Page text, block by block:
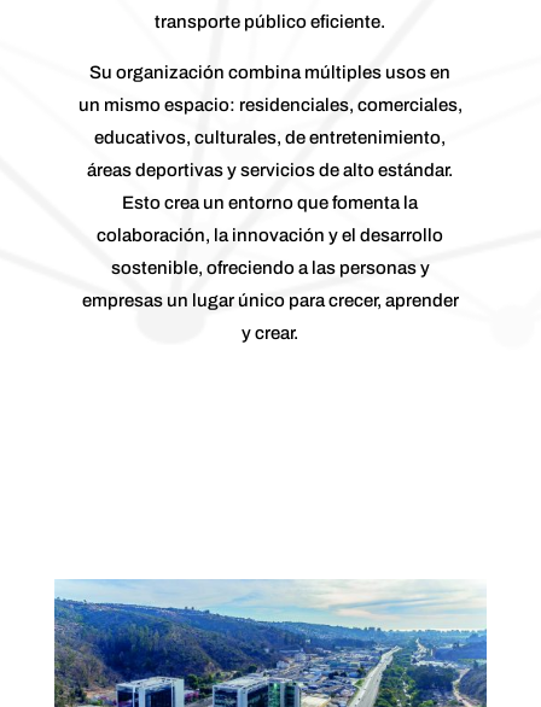
transporte público eficiente.
Su organización combina múltiples usos en
un mismo espacio: residenciales, comerciales,
educativos, culturales, de entretenimiento,
áreas deportivas y servicios de alto estándar.
Esto crea un entorno que fomenta la
colaboración, la innovación y el desarrollo
sostenible, ofreciendo a las personas y
empresas un lugar único para crecer, aprender
y crear.